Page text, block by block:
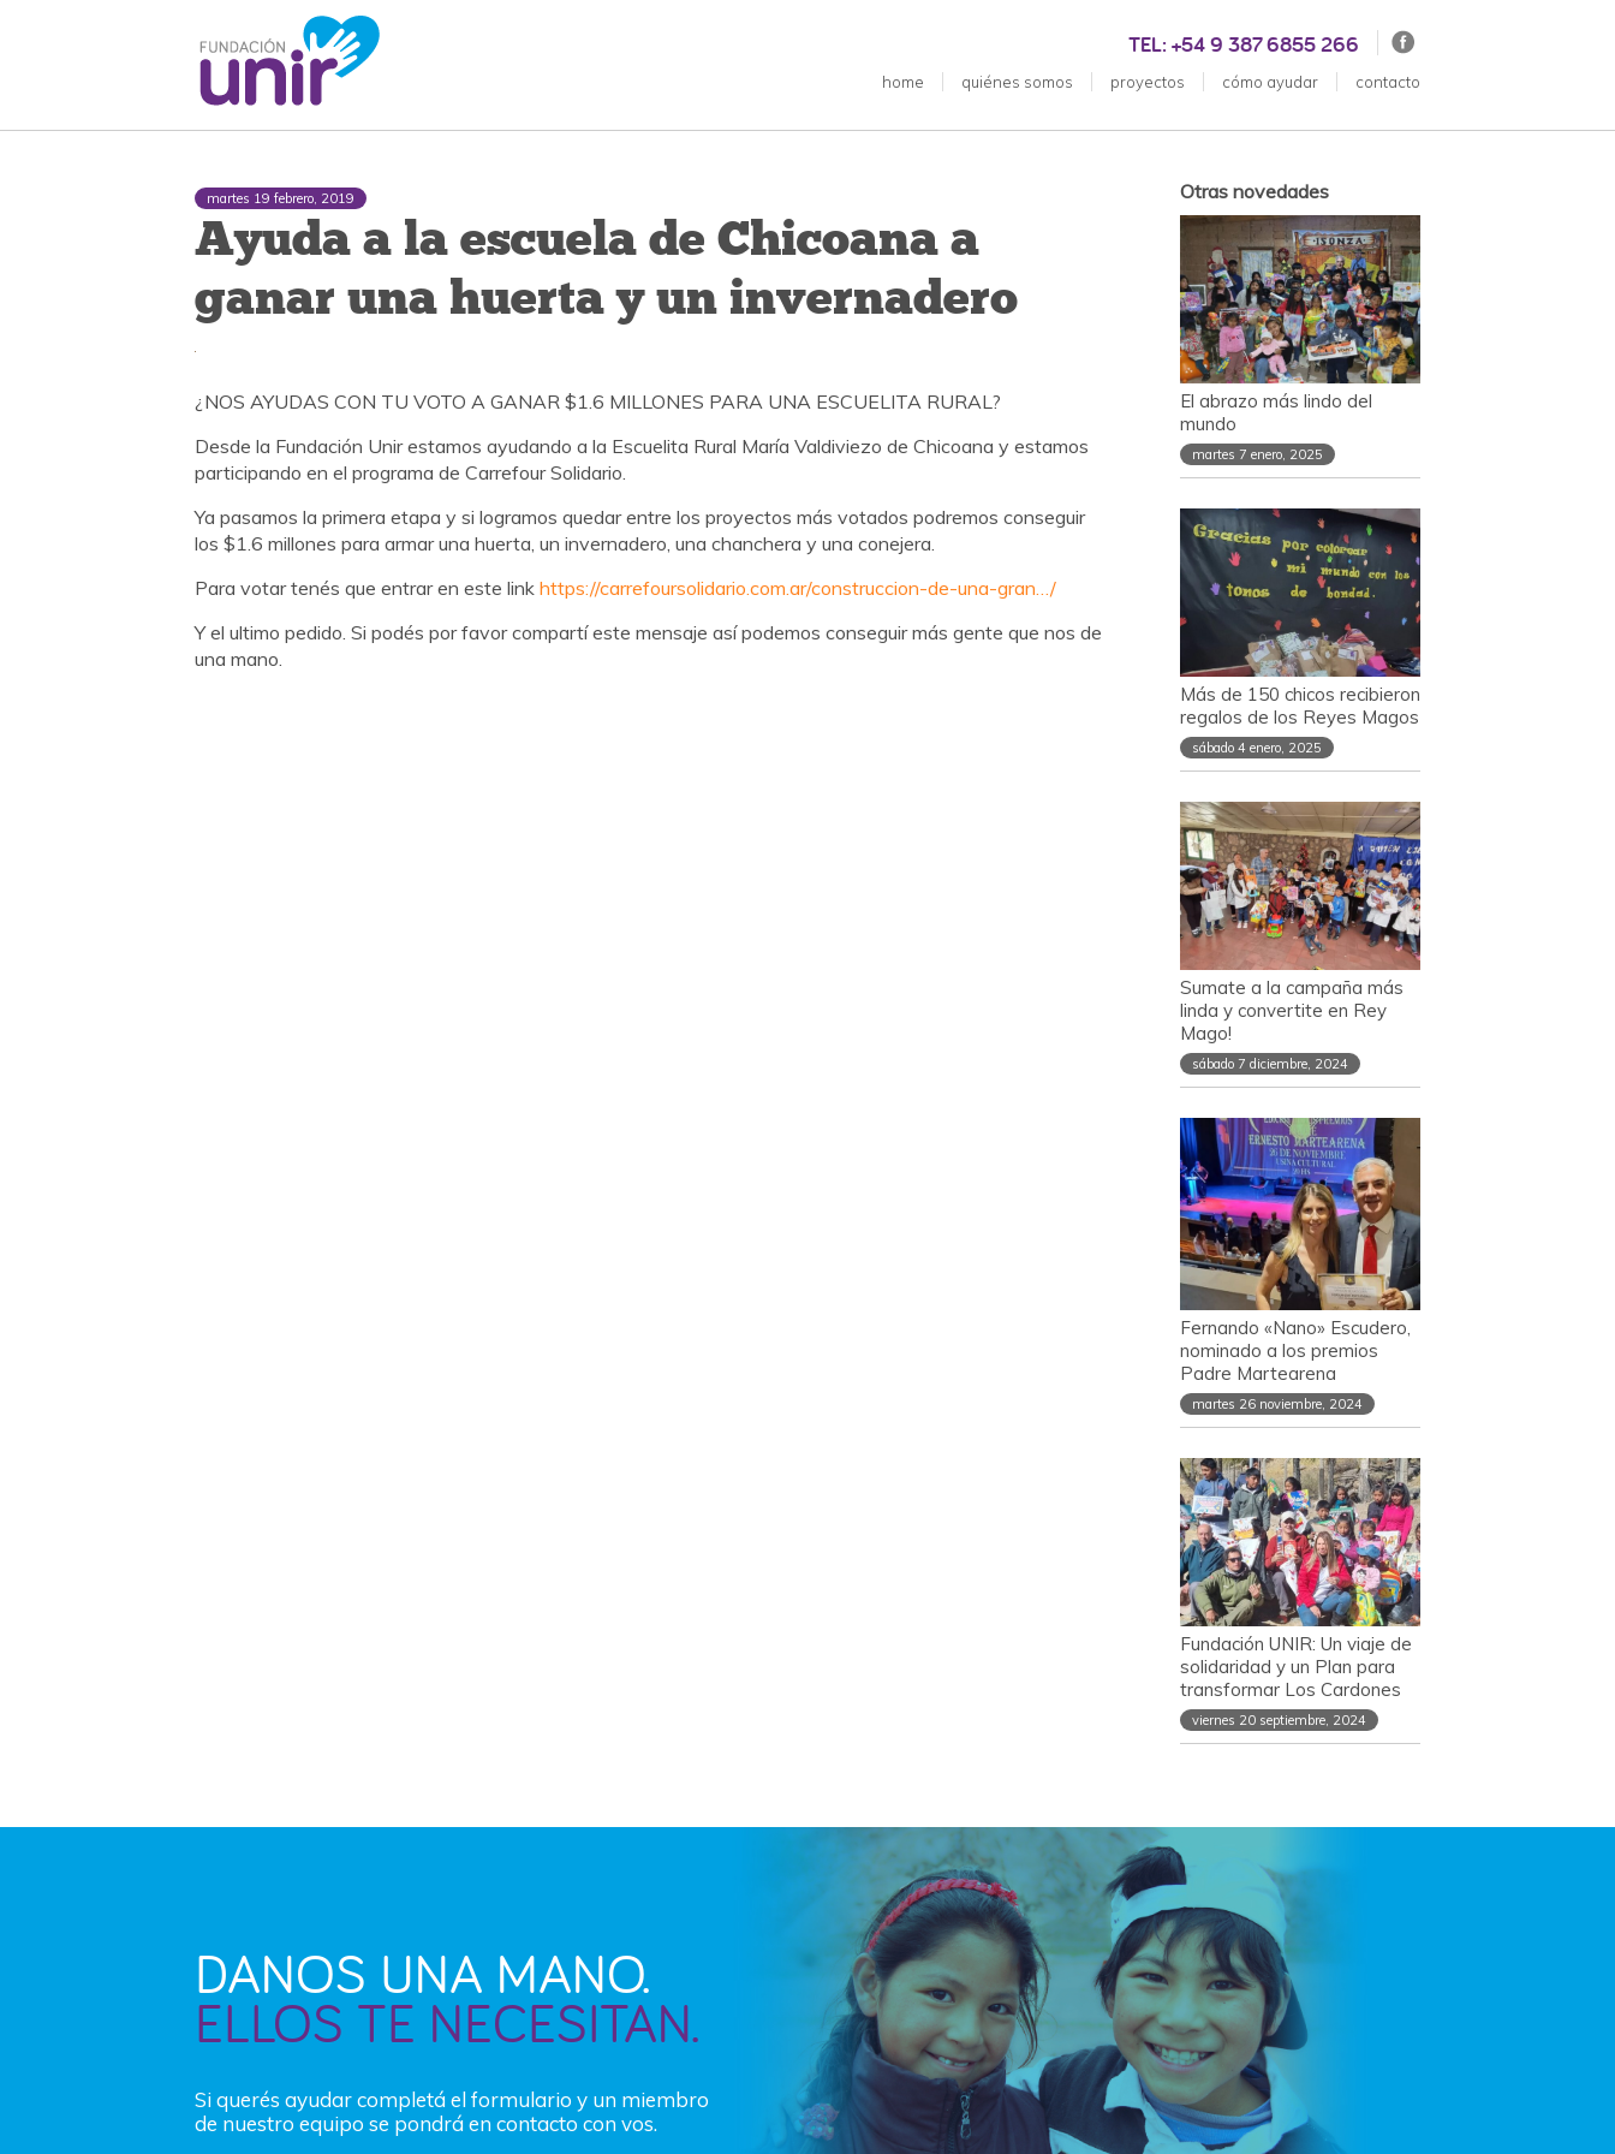
TEL: +54 9 387 6855 266
home quiénes somos proyectos cómo ayudar contacto
martes 19 febrero, 2019
Ayuda a la escuela de Chicoana a
ganar una huerta y un invernadero
¿NOS AYUDAS CON TU VOTO A GANAR $1.6 MILLONES PARA UNA ESCUELITA RURAL?
Desde la Fundación Unir estamos ayudando a la Escuelita Rural María Valdiviezo de Chicoana y estamos
participando en el programa de Carrefour Solidario.
Ya pasamos la primera etapa y si logramos quedar entre los proyectos más votados podremos conseguir
los $1.6 millones para armar una huerta, un invernadero, una chanchera y una conejera.
Para votar tenés que entrar en este link https://carrefoursolidario.com.ar/construccion-de-una-gran…/
Y el ultimo pedido. Si podés por favor compartí este mensaje así podemos conseguir más gente que nos de
una mano.
Otras novedades
El abrazo más lindo del
mundo
martes 7 enero, 2025
Más de 150 chicos recibieron
regalos de los Reyes Magos
sábado 4 enero, 2025
Sumate a la campaña más
linda y convertite en Rey
Mago!
sábado 7 diciembre, 2024
Fernando «Nano» Escudero,
nominado a los premios
Padre Martearena
martes 26 noviembre, 2024
Fundación UNIR: Un viaje de
solidaridad y un Plan para
transformar Los Cardones
viernes 20 septiembre, 2024
DANOS UNA MANO.
ELLOS TE NECESITAN.
Si querés ayudar completá el formulario y un miembro
de nuestro equipo se pondrá en contacto con vos.